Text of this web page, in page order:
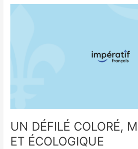
UN DÉFILÉ COLORÉ,
ET ÉCOLOGIQUE